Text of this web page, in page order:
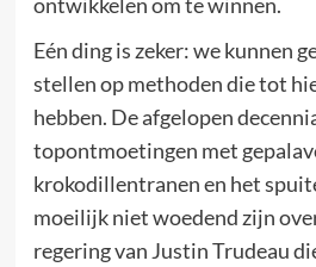
Eén ding is zeker: we kunnen
stellen op methoden die tot
hebben. De afgelopen
topontmoetingen met
krokodillentranen en het
moeilijk niet woedend zijn
regering van Justin Trudeau